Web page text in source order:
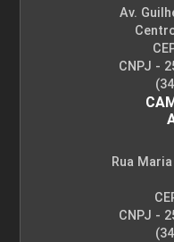
Av.
CNPJ -
Rua
CNPJ -